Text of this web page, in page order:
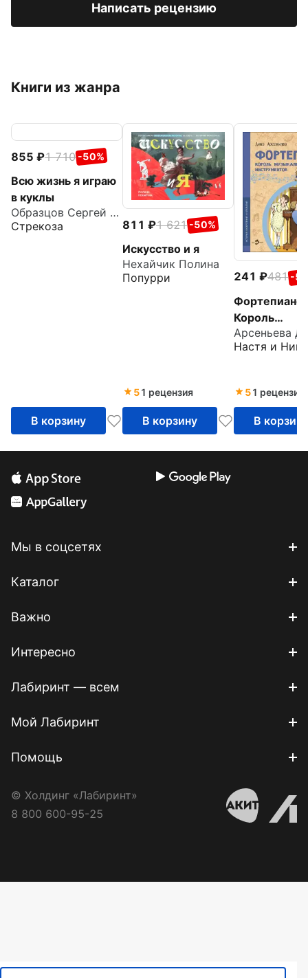
Написать рецензию
Книги из жанра
855 1 710 -50%
Всю жизнь я играю
в куклы
Образцов Сергей Владимирович
Стрекоза
В корзину
811 1 621 -50%
Искусство и я
Нехайчик Полина
Попурри
51 рецензия
В корзину
241 481 -
Фортепиано.
Король
Арсеньева
Настя и
51 рецензия
В корзину
Мы в соцсетях
Каталог
Важно
Интересно
Лабиринт — всем
Мой Лабиринт
Помощь
© Холдинг «Лабиринт»
8 800 600-95-25